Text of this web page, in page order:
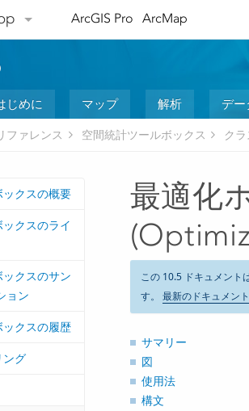
ArcGIS Pro ArcMap
じめに マップ 解析 デ
ファレンス 空間統計ツールボックス ク
クスの概要
クスのライ
クスのサン
ョン
クスの履歴
ング
最適化
この 10.5 ドキュメント
す。 最新のドキュメン
サマリー
図
使用法
構文